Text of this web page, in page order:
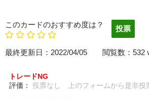
このカードのおすすめ度は？
最終更新日：2022/04/05 閲覧数
トレードNG
評価：
投票なし 上のフォームから是非投